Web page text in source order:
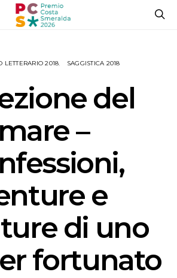
LETTERARIO 2018 SAGGISTICA 2018
del
mare –
e
di uno
fortunato